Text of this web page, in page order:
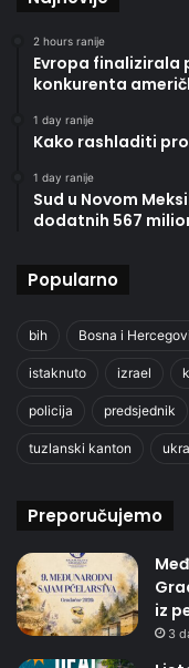
2 hours ranije
Evropa finalizirala
konkurenta
1 day ranije
Kako rashladiti
1 day ranije
Sud u Novom
dodatnih 567
Popularno
bih Bosna i
istaknuto izrael
policija predsjednik
tuzlanski kanton
Preporučujemo
iz
3